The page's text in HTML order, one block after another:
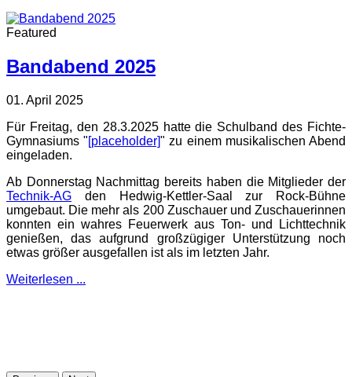
Featured
Bandabend 2025
01. April 2025
Für Freitag, den 28.3.2025 hatte die Schulband des Fichte-
Gymnasiums "[placeholder]" zu einem musikalischen Abend
eingeladen.
Ab Donnerstag Nachmittag bereits haben die Mitglieder der
Technik-AG den Hedwig-Kettler-Saal zur Rock-Bühne
umgebaut. Die mehr als 200 Zuschauer und Zuschauerinnen
konnten ein wahres Feuerwerk aus Ton- und Lichttechnik
genießen, das aufgrund großzügiger Unterstützung noch
etwas größer ausgefallen ist als im letzten Jahr.
Weiterlesen ...